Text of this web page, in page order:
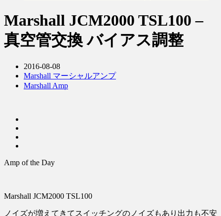
Marshall JCM2000 TSL100 –
真空管交換 バイアス調整
2016-08-08
Marshall マーシャルアンプ
Marshall Amp
Amp of the Day
Marshall JCM2000 TSL100
ノイズが増えてきてスイッチングのノイズもあり出力も不安